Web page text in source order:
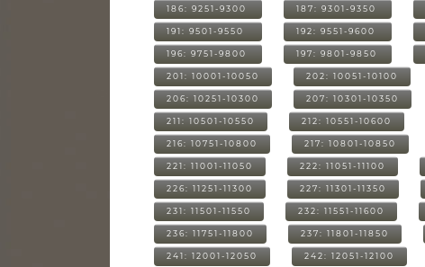
186: 9251-9300 187: 9301-9350
191: 9501-9550 192: 9551-9600
196: 9751-9800 197: 9801-9850
201: 10001-10050 202: 10051-10100
206: 10251-10300 207: 10301-10350
211: 10501-10550 212: 10551-10600
216: 10751-10800 217: 10801-10850
221: 11001-11050 222: 11051-11100
226: 11251-11300 227: 11301-11350
231: 11501-11550 232: 11551-11600
236: 11751-11800 237: 11801-11850
241: 12001-12050 242: 12051-12100